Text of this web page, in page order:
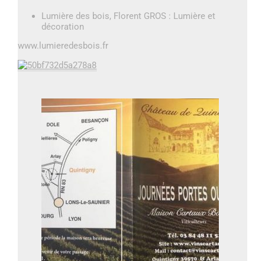
Lumière des bois, Florent GROS : Lumière et
décoration
www.lumieredesbois.fr